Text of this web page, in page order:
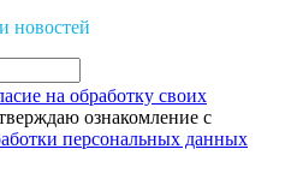
новостей
на обработку своих
ознакомление с
персональных данных